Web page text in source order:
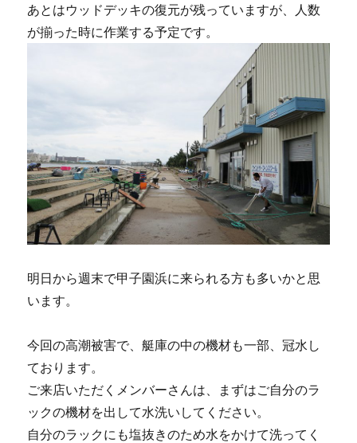
あとはウッドデッキの復元が残っていますが、人数
が揃った時に作業する予定です。
明日から週末で甲子園浜に来られる方も多いかと思
います。
今回の高潮被害で、艇庫の中の機材も一部、冠水し
ております。
ご来店いただくメンバーさんは、まずはご自分のラ
ックの機材を出して水洗いしてください。
自分のラックにも塩抜きのため水をかけて洗ってく